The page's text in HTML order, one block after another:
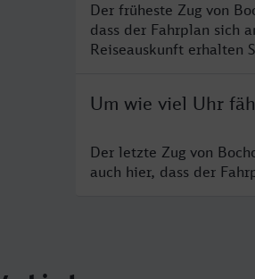
Der früheste Zug von
dass der Fahrplan sich
Reiseauskunft erhalten
Um wie viel Uhr
Der letzte Zug von
auch hier, dass der